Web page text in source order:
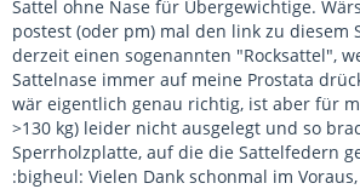
Sattel ohne Nase für Übergewichtige.
postest (oder pm) mal den link zu diesem
derzeit einen sogenannten "Rocksattel",
Sattelnase immer auf meine Prostata
wär eigentlich genau richtig, ist aber für
>130 kg) leider nicht ausgelegt und so
Sperrholzplatte, auf die die Sattelfedern
:bigheul: Vielen Dank schonmal im Voraus,